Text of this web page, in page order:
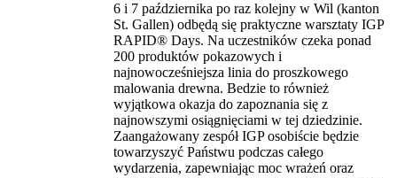
6 i 7 października po raz kolejny w Wil (kanton
St. Gallen) odbędą się praktyczne warsztaty IGP
RAPID® Days. Na uczestników czeka ponad
200 produktów pokazowych i
najnowocześniejsza linia do proszkowego
malowania drewna. Bedzie to również
wyjątkowa okazja do zapoznania się z
najnowszymi osiągnięciami w tej dziedzinie.
Zaangażowany zespół IGP osobiście będzie
towarzyszyć Państwu podczas całego
wydarzenia, zapewniając moc wrażeń oraz